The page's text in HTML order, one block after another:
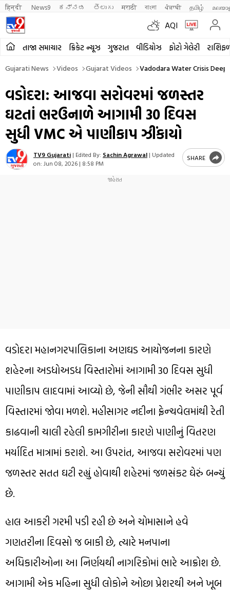
हिन्दी News9 ಕನ್ನಡ తెలుగు मराठी বাংলা ਪੰਜਾਬੀ தமிழ்
AQI
તાજા સમાચાર ક્રિકેટ ન્યૂઝ ગુજરાત વીડિયોઝ ફોટો ગેલેરી
Gujarati News Videos Gujarat Videos Vadodara Water Crisis
વડોદરા: આજવા સરોવરમાં જળસ્તર
ઘટતાં ભરઉનાળે આગામી 30 દિવસ
સુધી VMC એ પાણીકાપ ઝીંકાયો
TV9 Gujarati | Edited By: Sachin Agrawal | Updated
on: Jun 08, 2026 | 8:58 PM
SHARE
વડોદરા મહાનગરપાલિકાના અણઘડ આયોજનના કારણે
શહેરના અડધોઅડધ વિસ્તારોમાં આગામી 30 દિવસ સુધી
પાણીકાપ લાદવામાં આવ્યો છે, જેની સૌથી ગંભીર અસર પૂર્વ
વિસ્તારમાં જોવા મળશે. મહીસાગર નદીના ફ્રેન્ચવેલમાંથી રેતી
કાઢવાની ચાલી રહેલી કામગીરીના કારણે પાણીનું વિતરણ
મર્યાદિત માત્રામાં કરાશે. આ ઉપરાંત, આજવા સરોવરમાં પણ
જળસ્તર સતત ઘટી રહ્યું હોવાથી શહેરમાં જળસંકટ ઘેરું બન્યું
છે.
હાલ આકરી ગરમી પડી રહી છે અને ચોમાસાને હવે
ગણતરીના દિવસો જ બાકી છે, ત્યારે મનપાના
અધિકારીઓના આ નિર્ણયથી નાગરિકોમાં ભારે આક્રોશ છે.
આગામી એક મહિના સુધી લોકોને ઓછા પ્રેશરથી અને ખૂબ